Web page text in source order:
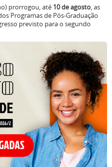
prorrogou, até 10 de agosto, as
Programas de Pós-Graduação
previsto para o segundo